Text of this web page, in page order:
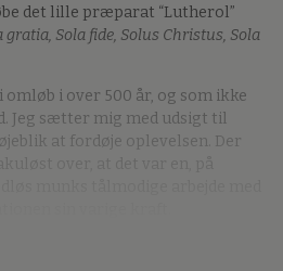
det lille præparat “Lutherol”
gratia, Sola fide, Solus Christus, Sola
i over 500 år, og som ikke
Jeg sætter mig med udsigt til
at fordøje oplevelsen. Der